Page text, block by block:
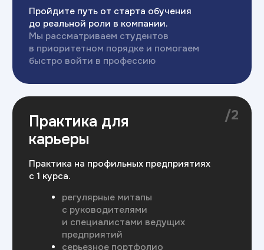
Специалистам
с опытом
Работайте в команде лидеров EdTech-
рынка. Получайте доступ к проектам,
где ваш опыт важен и заметен
/3